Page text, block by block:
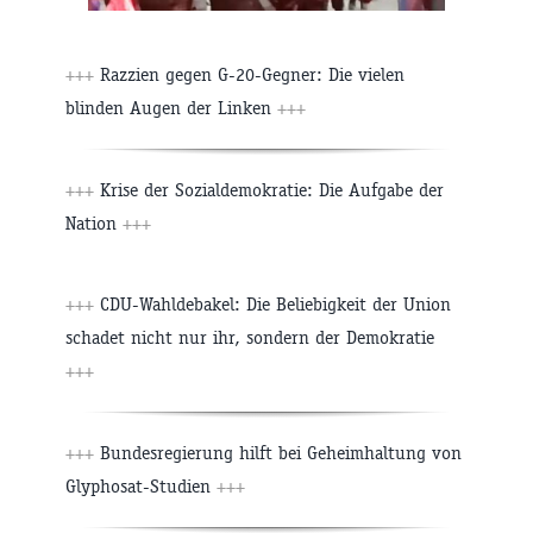
+++ Razzien gegen G-20-Gegner: Die vielen
blinden Augen der Linken +++
+++ Krise der Sozialdemokratie: Die Aufgabe der
Nation +++
+++ CDU-Wahldebakel: Die Beliebigkeit der Union
schadet nicht nur ihr, sondern der Demokratie
+++
+++ Bundesregierung hilft bei Geheimhaltung von
Glyphosat-Studien +++